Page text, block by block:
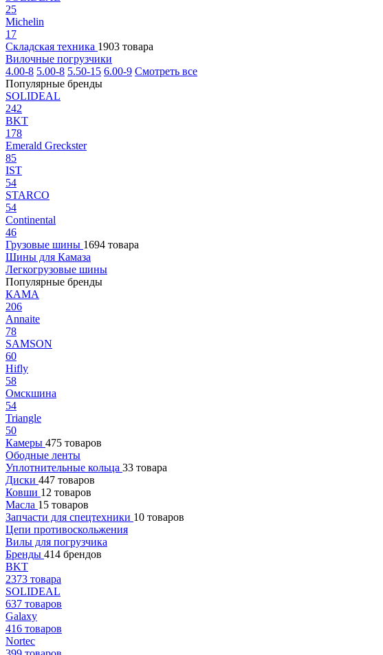
25
Michelin
17
Складская техника 1903 товара
Вилочные погрузчики
4.00-8 5.00-8 5.50-15 6.00-9 Смотреть все
Популярные бренды
SOLIDEAL
242
BKT
178
Emerald Greckster
85
IST
54
STARCO
54
Continental
46
Грузовые шины 1694 товара
Шины для Камаза
Легкогрузовые шины
Популярные бренды
КАМА
206
Annaite
78
SAMSON
60
Hifly
58
Омскшина
54
Triangle
50
Камеры 475 товаров
Ободные ленты
Уплотнительные кольца 33 товара
Диски 447 товаров
Ковши 12 товаров
Масла 15 товаров
Запчасти для спецтехники 10 товаров
Цепи противоскольжения
Вилы для погрузчика
Бренды 414 брендов
BKT
2373 товара
SOLIDEAL
637 товаров
Galaxy
416 товаров
Nortec